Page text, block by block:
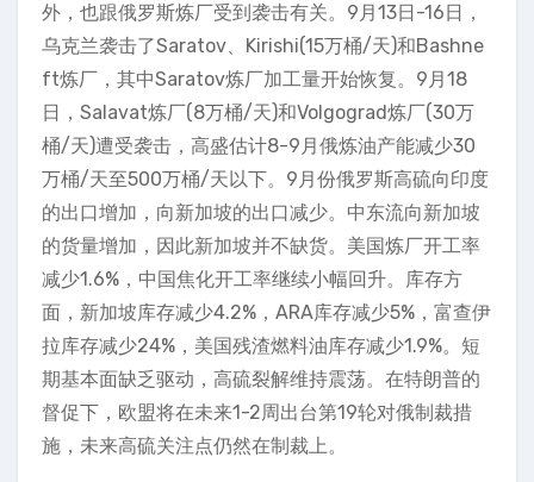
外，也跟俄罗斯炼厂受到袭击有关。9月13日-16日，
乌克兰袭击了Saratov、Kirishi(15万桶/天)和Bashne
ft炼厂，其中Saratov炼厂加工量开始恢复。9月18
日，Salavat炼厂(8万桶/天)和Volgograd炼厂(30万
桶/天)遭受袭击，高盛估计8-9月俄炼油产能减少30
万桶/天至500万桶/天以下。9月份俄罗斯高硫向印度
的出口增加，向新加坡的出口减少。中东流向新加坡
的货量增加，因此新加坡并不缺货。美国炼厂开工率
减少1.6%，中国焦化开工率继续小幅回升。库存方
面，新加坡库存减少4.2%，ARA库存减少5%，富查伊
拉库存减少24%，美国残渣燃料油库存减少1.9%。短
期基本面缺乏驱动，高硫裂解维持震荡。在特朗普的
督促下，欧盟将在未来1-2周出台第19轮对俄制裁措
施，未来高硫关注点仍然在制裁上。